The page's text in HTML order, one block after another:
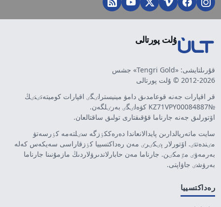
ۇلت پورتالى
قۇرىلتايشى: «Tengri Gold» جشس
2012-2026 © ۇلت پورتالى
قر اقپارات جەنە قوعامدىق دامۋ مينيسترلٸگٸ اقپارات كوميتەتٸنٸڭ
№KZ71VPY00084887 كۋەلٸگٸ بەرٸلگەن.
اۆتورلىق جەنە جارناما قۇقىقتارى تولىق ساقتالعان.
سايت ماتەريالدارىن پايدالانعاندا دەرەككٶزگە سٸلتەمە كٶرسەتۋ
مٸندەتتٸ. اۆتورلار پٸكٸرٸ مەن رەداكتسييا كٶزقاراسى سەيكەس كەلە
بەرمەۋٸ مٷمكٸن. جارناما مەن حابارلاندىرۋلاردىڭ مازمۇنىنا جارناما
بەرۋشٸ جاۋاپتى.
رەداكتسييا